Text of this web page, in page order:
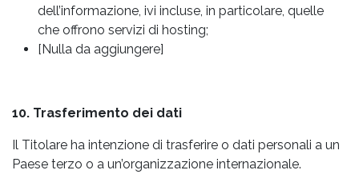
dell’informazione, ivi incluse, in particolare, quelle
che offrono servizi di hosting;
[Nulla da aggiungere]
10. Trasferimento dei dati
Il Titolare ha intenzione di trasferire o dati personali a un
Paese terzo o a un’organizzazione internazionale.